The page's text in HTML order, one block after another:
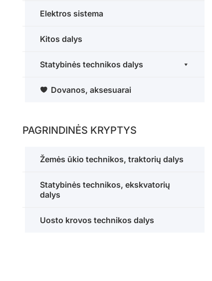
Elektros sistema
Kitos dalys
Statybinės technikos dalys
Dovanos, aksesuarai
PAGRINDINĖS KRYPTYS
Žemės ūkio technikos, traktorių dalys
Statybinės technikos, ekskvatorių
dalys
Uosto krovos technikos dalys